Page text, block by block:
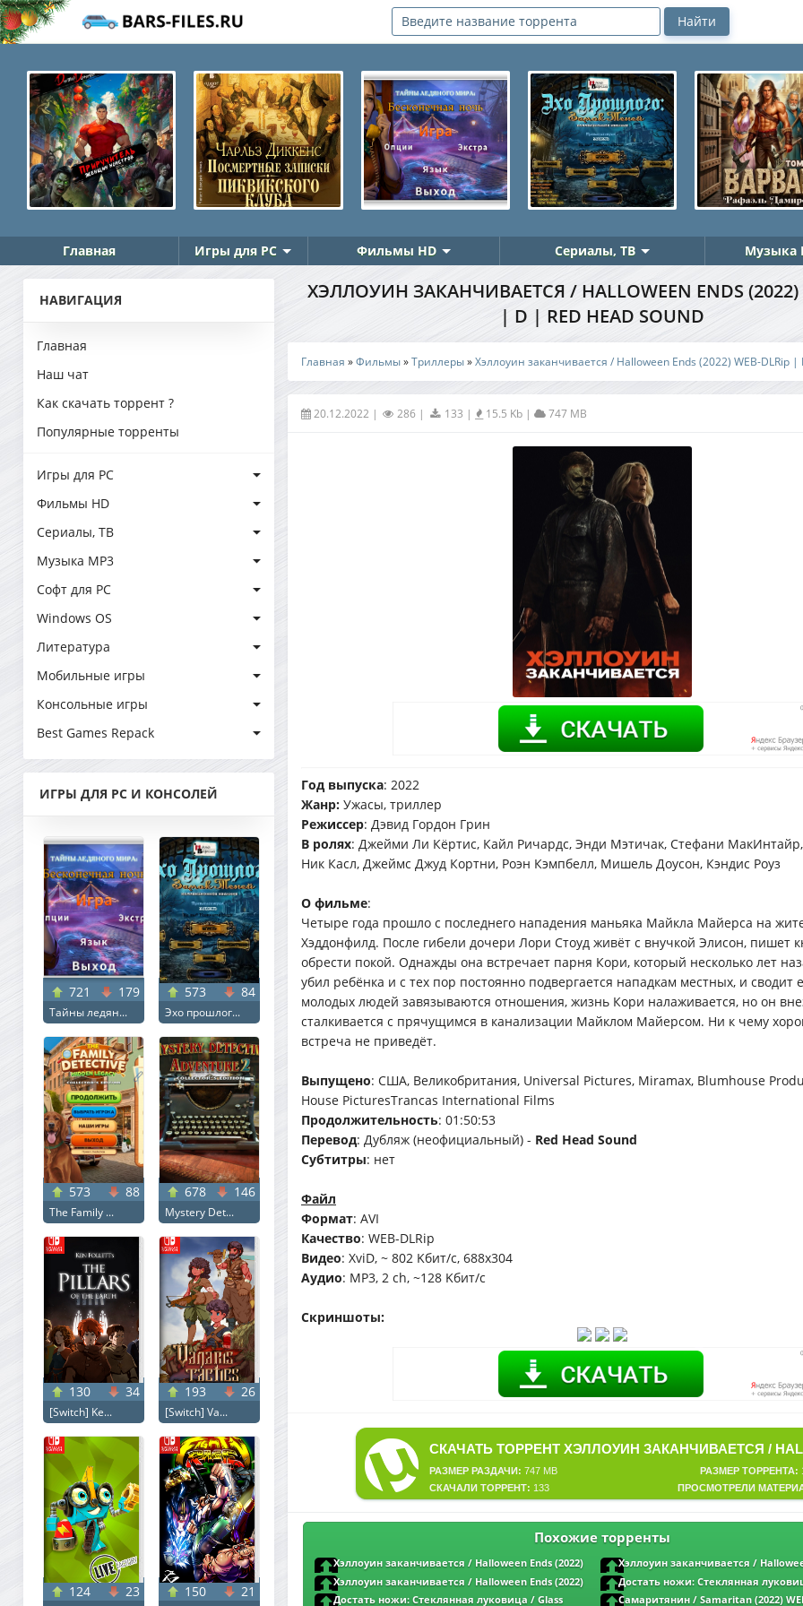
Главная Игры для PC Фильмы HD Сериалы, ТВ Музыка
НАВИГАЦИЯ
Главная
Наш чат
Как скачать торрент ?
Популярные торренты
Игры для PC
Фильмы HD
Сериалы, ТВ
Музыка MP3
Софт для PC
Windows OS
Литература
Мобильные игры
Консольные игры
Best Games Repack
ИГРЫ ДЛЯ PC И КОНСОЛЕЙ
721 179
Тайны ледян...
573 84
Эхо прошлог...
573 88
The Family ...
678 146
Mystery Det...
130 34
[Switch] Ke...
193 26
[Switch] Va...
124 23 150 21
ХЭЛЛОУИН ЗАКАНЧИВАЕТСЯ / HALLOWEEN ENDS (2022)
| D | RED HEAD SOUND
Главная »Фильмы»Триллеры»Хэллоуин заканчивается / Halloween Ends (2022) WEB-DLRip
20.12.2022 | 286 | 133 | 15.5 Kb| 747 MB
Год выпуска: 2022
Жанр: Ужасы, триллер
Режиссер: Дэвид Гордон Грин
В ролях: Джейми Ли Кёртис, Кайл Ричардс, Энди Мэтичак, Стефани
Ник Касл, Джеймс Джуд Кортни, Роэн Кэмпбелл, Мишель Доусон, Кэндис Роуз
О фильме:
Четыре года прошло с последнего нападения маньяка Майкла Майерса на
Хэддонфилд. После гибели дочери Лори Стоуд живёт с внучкой Элисон, пишет
обрести покой. Однажды она встречает парня Кори, который несколько лет
убил ребёнка и с тех пор постоянно подвергается нападкам местных, и сводит
молодых людей завязываются отношения, жизнь Кори налаживается, но он
сталкивается с прячущимся в канализации Майклом Майерсом. Ни к чему
встреча не приведёт.
Выпущено: США, Великобритания, Universal Pictures, Miramax, Blumhouse
House PicturesTrancas International Films
Продолжительность: 01:50:53
Перевод: Дубляж (неофициальный) - Red Head Sound
Субтитры: нет
Файл
Формат: AVI
Качество: WEB-DLRip
Видео: XviD, ~ 802 Kбит/с, 688x304
Аудио: MP3, 2 ch, ~128 Kбит/с
Скриншоты:
РАЗМЕР ТОРРЕНТА:
РАЗМЕР РАЗДАЧИ: 747 MB
ПРОСМОТРЕЛИ
СКАЧАЛИ ТОРРЕНТ: 133
Похожие торренты
Хэллоуин заканчивается / Halloween Ends (2022)
WEB-DLRip от New-Team | TVShows
Хэллоуин заканчивается /
WEB-DLRip от toxics | TVShows
Хэллоуин заканчивается / Halloween Ends (2022)
BDRip от MegaPeer | iTunes
Достать ножи: Стеклянная
Onion: A Knives Out Mystery (2022) WEB-
Достать ножи: Стеклянная луковица / Glass
Самаритянин / Samaritan (2022)